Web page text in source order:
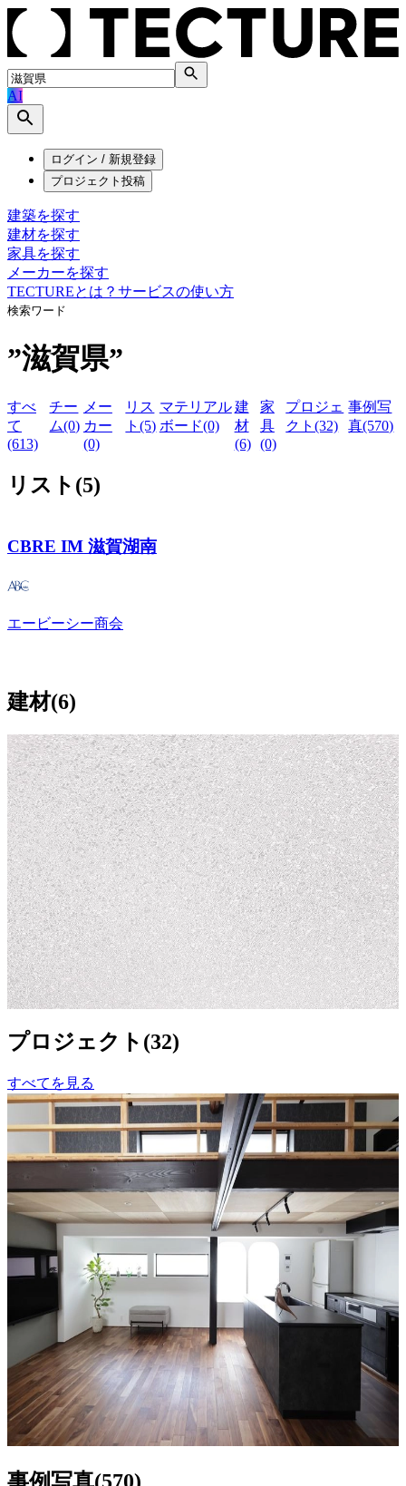
AI
ログイン / 新規登録
プロジェクト投稿
建築を探す
建材を探す
家具を探す
メーカーを探す
TECTUREとは？ サービスの使い方
検索ワード
”滋賀県”
すべ
て
(613)
チー
ム(0)
メー
カー
(0)
リス
ト(5)
マテリアル
ボード(0)
建
材
(6)
家
具
(0)
プロジェ
クト(32)
事例写
真(570)
リスト (5)
CBRE IM 滋賀湖南
エービーシー商会
建材(6)
メーカー
タキロンマテックス株式会社
ベルビアン/ベルビアン プラステック
ス（テクスチャー単色）,ベーシックカ
ラー（単色） - プレシャスホワイトテ
ィシュ
¥5,400以上 / ㎡ 税抜¥5,400〜/ ㎡[税抜]
サンプル請求
プロジェクト (32)
すべてを見る
ビルディングタイプ
戸建住宅
室町の家リノベーション
ALTS DESIGN OFFICE
159
事例写真(570)